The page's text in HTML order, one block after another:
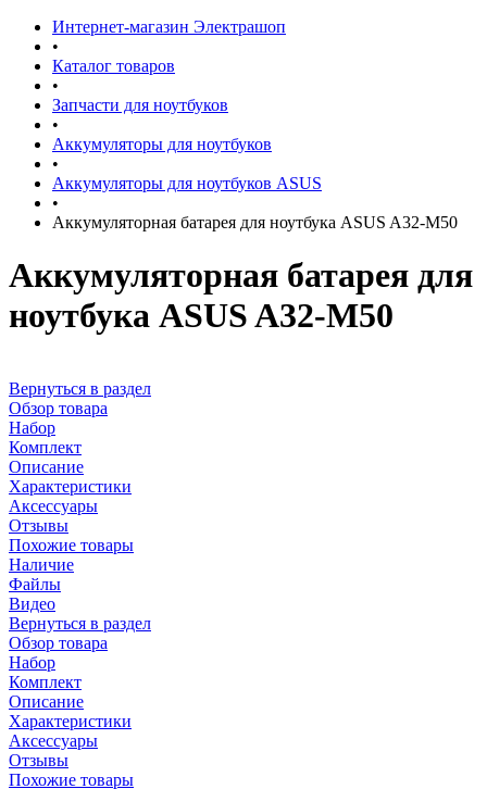
Интернет-магазин Электрашоп
•
Каталог товаров
•
Запчасти для ноутбуков
•
Аккумуляторы для ноутбуков
•
Аккумуляторы для ноутбуков ASUS
•
Аккумуляторная батарея для ноутбука ASUS A32-M50
Аккумуляторная батарея для
ноутбука ASUS A32-M50
Вернуться в раздел
Обзор товара
Набор
Комплект
Описание
Характеристики
Аксессуары
Отзывы
Похожие товары
Наличие
Файлы
Видео
Вернуться в раздел
Обзор товара
Набор
Комплект
Описание
Характеристики
Аксессуары
Отзывы
Похожие товары